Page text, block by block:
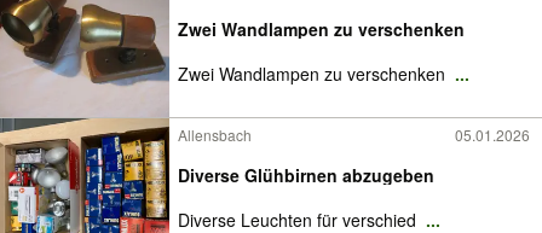
Zwei Wandlampen zu verschenken
Zwei Wandlampen zu verschenken ...
Allensbach 05.01.2026
Diverse Glühbirnen abzugeben
Diverse Leuchten für verschied ...